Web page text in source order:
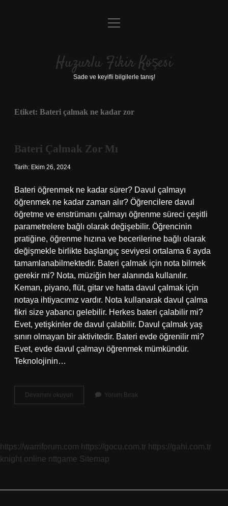
Anasayfa
Yasal Uyarı
menüyü
Huzurlu Fikir Köşesi
Sade ve keyifli bilgilerle tanış!
Etiket: Bateri çalmak ne kadar zor
Bateri Çalmak Zor Mı
Tarih: Ekim 26, 2024
Bateri öğrenmek ne kadar sürer? Davul çalmayı
öğrenmek ne kadar zaman alır? Öğrencilere davul
öğretme ve enstrümanı çalmayı öğrenme süreci çeşitli
parametrelere bağlı olarak değişebilir. Öğrencinin
pratiğine, öğrenme hızına ve becerilerine bağlı olarak
değişmekle birlikte başlangıç ​​seviyesi ortalama 6 ayda
tamamlanabilmektedir. Bateri çalmak için nota bilmek
gerekir mi? Nota, müziğin her alanında kullanılır.
Keman, piyano, flüt, gitar ve hatta davul çalmak için
notaya ihtiyacımız vardır. Nota kullanarak davul çalma
fikri size yabancı gelebilir. Herkes bateri çalabilir mi?
Evet, yetişkinler de davul çalabilir. Davul çalmak yaş
sınırı olmayan bir aktivitedir. Bateri evde öğrenilir mi?
Evet, evde davul çalmayı öğrenmek mümkündür.
Teknolojinin…
Devamını okuyun
Çalmak
Yorum Bırak
https://warriforum.com https://gocu.com.tr https://gahi.com.tr
knight online nttgame Sitemap